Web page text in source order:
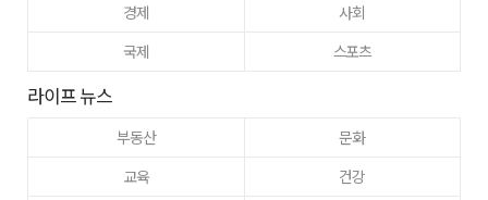
경제
사회
국제
스포츠
라이프 뉴스
부동산
문화
교육
건강